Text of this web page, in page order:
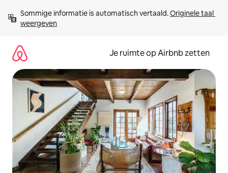
direct
naar
Sommige informatie is automatisch vertaald. Originele taal
weergeven
Je ruimte op Airbnb zetten